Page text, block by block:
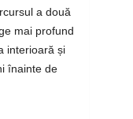
a două
mai profund
interioară și
înainte de